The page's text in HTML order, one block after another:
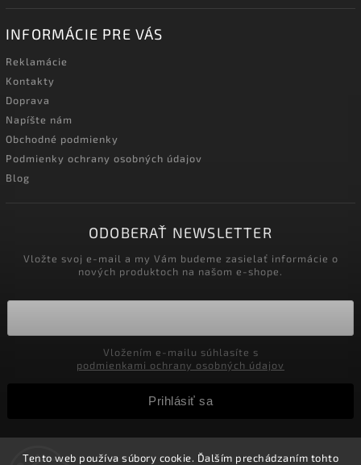
Tento web používa súbory cookie. Ďalším prechádzaním tohto
INFORMÁCIE PRE VÁS
Reklamácie
Kontakty
Doprava
Napíšte nám
Obchodné podmienky
Podmienky ochrany osobných údajov
Blog
ODOBERAŤ NEWSLETTER
Vložte svoj e-mail a my Vám budeme zasielať informácie o
nových produktoch na našom e-shope.
podmienkami ochrany osobných údajov
Prihlásiť sa